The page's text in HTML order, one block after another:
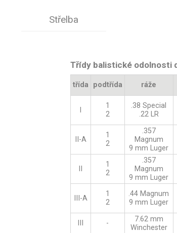
Střelba
Třídy balistické odolnosti
třída podtřída ráže
1
2
.38 Special
.22 LR
II-A
1
2
.357
Magnum
9 mm Luger
1
2
.357
Magnum
9 mm Luger
III-A
1
2
.44 Magnum
9 mm Luger
-
7.62 mm
Winchester